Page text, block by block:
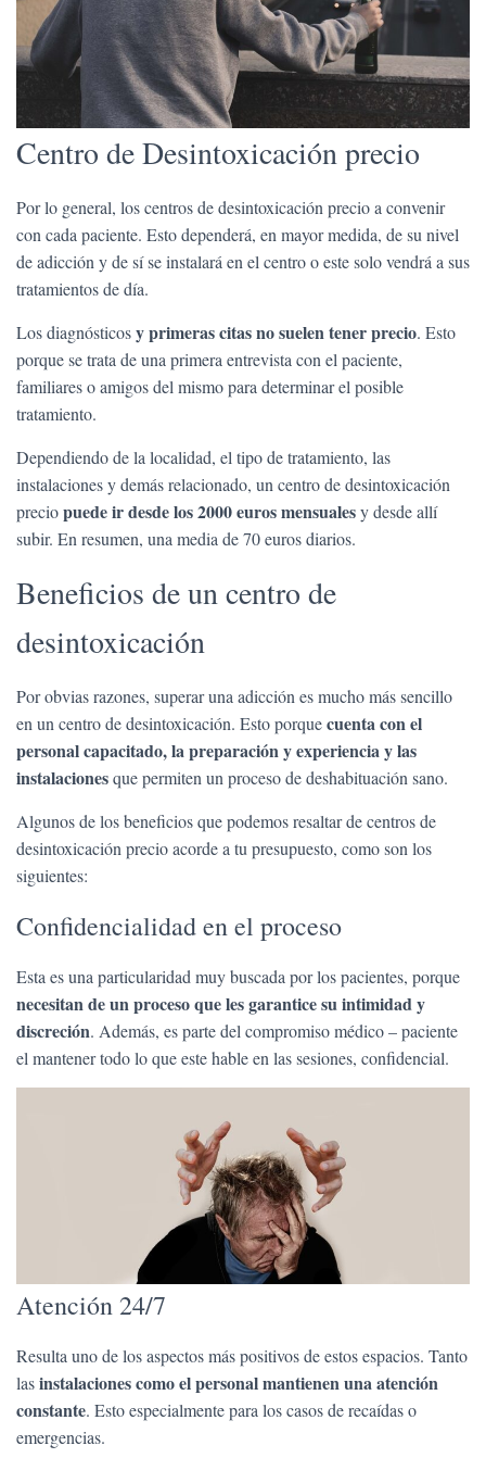
Centro de Desintoxicación precio
Por lo general, los centros de desintoxicación precio a convenir
con cada paciente. Esto dependerá, en mayor medida, de su nivel
de adicción y de sí se instalará en el centro o este solo vendrá a sus
tratamientos de día.
Los diagnósticosy primeras citas no suelen tener precio. Esto
porque se trata de una primera entrevista con el paciente,
familiares o amigos del mismo para determinar el posible
tratamiento.
Dependiendo de la localidad, el tipo de tratamiento, las
instalaciones y demás relacionado, un centro de desintoxicación
preciopuede ir desde los 2000 euros mensualesy desde allí
subir. En resumen, una media de 70 euros diarios.
Beneficios de un centro de
desintoxicación
Por obvias razones, superar una adicción es mucho más sencillo
en un centro de desintoxicación. Esto porquecuenta con el
personal capacitado, la preparación y experiencia y las
instalacionesque permiten un proceso de deshabituación sano.
Algunos de los beneficios que podemos resaltar de centros de
desintoxicación precio acorde a tu presupuesto, como son los
siguientes:
Confidencialidad en el proceso
Esta es una particularidad muy buscada por los pacientes, porque
necesitan de un proceso que les garantice su intimidad y
discreción. Además, es parte del compromiso médico – paciente
el mantener todo lo que este hable en las sesiones, confidencial.
Atención 24/7
Resulta uno de los aspectos más positivos de estos espacios. Tanto
lasinstalaciones como el personal mantienen una atención
constante. Esto especialmente para los casos de recaídas o
emergencias.